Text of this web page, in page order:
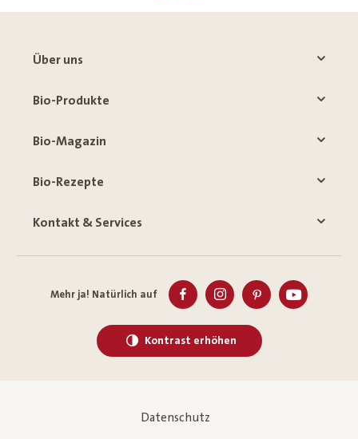
Über uns
Bio-Produkte
Bio-Magazin
Bio-Rezepte
Kontakt & Services
Mehr ja! Natürlich auf
Kontrast erhöhen
Datenschutz